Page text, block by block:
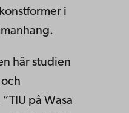
i
här studien
på Wasa